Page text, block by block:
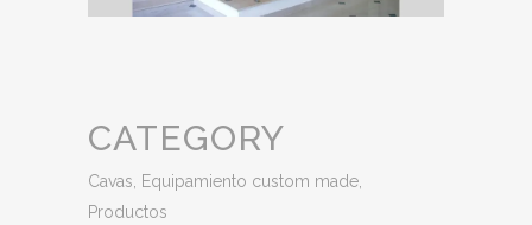
CATEGORY
Cavas, Equipamiento custom made,
Productos